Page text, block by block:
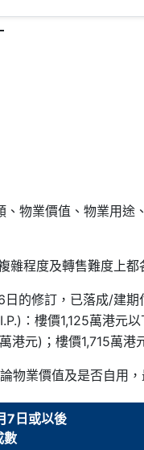
物業價值、物業用
程度及轉售難度上
的修訂，已落成/建
：樓價1,125萬港元
元)；樓價1,715萬
物業價值及是否自用
7日或以後
數